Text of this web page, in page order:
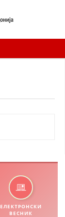
ЕЛЕКТРОНСКИ
ВЕСНИК